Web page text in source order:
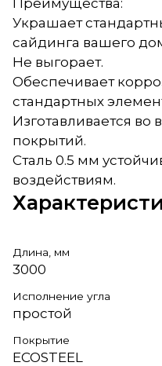
Преимущества:
Украшает
сайдинга вашего
Не выгорает.
Обеспечивает
стандартных
Изготавливается во
покрытий.
Сталь 0.5 мм
воздействиям.
Длина, мм
3000
Исполнение угла
простой
Покрытие
ECOSTEEL